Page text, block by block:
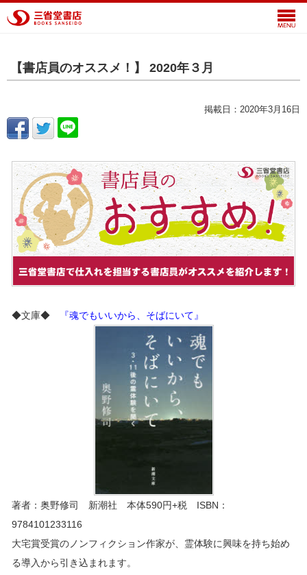
【書店員のオススメ！】 2020年３月
掲載日：2020年3月16日
◆文庫◆ 『魂でもいいから、そばにいて』
著者：奥野修司 新潮社 本体590円+税 ISBN：
9784101233116
大宅賞受賞のノンフィクション作家が、霊体験に興味を持ち始め
る導入から引き込まれます。